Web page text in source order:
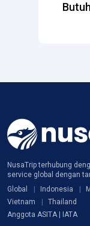
NusaTrip terhubung
service global dengan
Global
Indonesia
Vietnam
Thailand
Anggota ASITA | IATA